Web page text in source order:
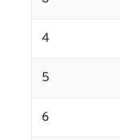
4
5
6